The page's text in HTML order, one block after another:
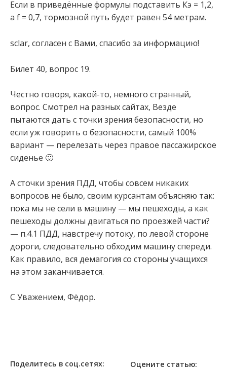
Если в приведённые формулы подставить Кэ = 1,2,
а f = 0,7, тормозной путь будет равен 54 метрам.
sclar, согласен с Вами, спасибо за информацию!
Билет 40, вопрос 19.
Честно говоря, какой-то, немного странный,
вопрос. Смотрел на разных сайтах, Везде
пытаются дать с точки зрения безопасности, но
если уж говорить о безопасности, самый 100%
вариант — перелезать через правое пассажирское
сиденье 🙂
А сточки зрения ПДД, чтобы совсем никаких
вопросов не было, своим курсантам объясняю так:
пока мы не сели в машину — мы пешеходы, а как
пешеходы должны двигаться по проезжей части?
— п.4.1 ПДД, навстречу потоку, по левой стороне
дороги, следовательно обходим машину спереди.
Как правило, вся демагогия со стороны учащихся
на этом заканчивается.
С Уважением, Фёдор.
Поделитесь в соц.сетях: Оцените статью: